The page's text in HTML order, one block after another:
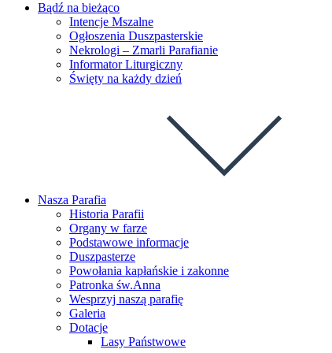
Bądź na bieżąco
Intencje Mszalne
Ogłoszenia Duszpasterskie
Nekrologi – Zmarli Parafianie
Informator Liturgiczny
Święty na każdy dzień
Nasza Parafia
Historia Parafii
Organy w farze
Podstawowe informacje
Duszpasterze
Powołania kapłańskie i zakonne
Patronka św.Anna
Wesprzyj naszą parafię
Galeria
Dotacje
Lasy Państwowe